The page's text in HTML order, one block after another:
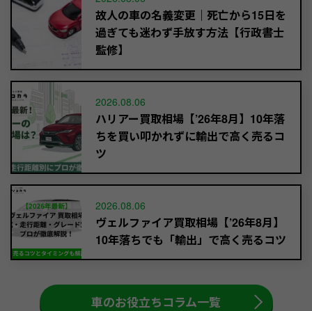
故人の車の名義変更｜死亡から15日を
過ぎても迷わず手放す方法【行政書士
監修】
2026.08.06
ハリアー買取相場【’26年8月】10年落
ちを買い叩かれずに輸出で高く売るコ
ツ
2026.08.06
ヴェルファイア買取相場【’26年8月】
10年落ちでも「輸出」で高く売るコツ
車のお役立ちコラム一覧